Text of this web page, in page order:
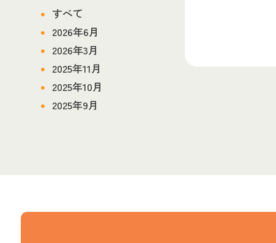
すべて
2026年6月
2026年3月
2025年11月
2025年10月
2025年9月